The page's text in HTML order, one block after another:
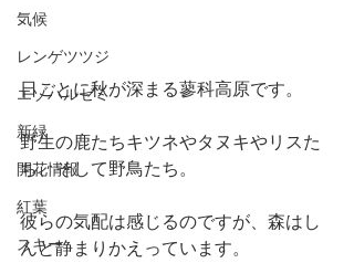
気候
レンゲツツジ
エゾハルゼミ
新緑
開花情報
紅葉
スキー
日ごとに秋が深まる蓼科高原です。
野生の鹿たちキツネやタヌキやリスた
ち、そして野鳥たち。
彼らの気配は感じるのですが、森はし
んと静まりかえっています。